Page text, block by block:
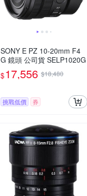
SONY E PZ 10-20mm F4
G 鏡頭 公司貨 SELP1020G
$17,556 $18,480
挑戰低價 券